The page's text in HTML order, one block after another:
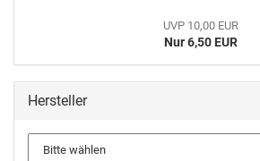
UVP 10,00 EUR
Nur 6,50 EUR
Hersteller